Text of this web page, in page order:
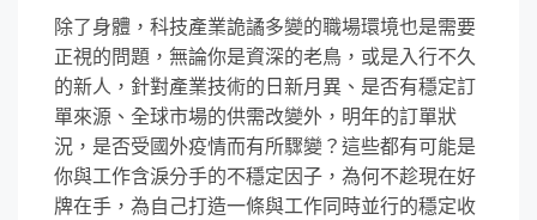
除了身體，科技產業詭譎多變的職場環境也是需要
正視的問題，無論你是資深的老鳥，或是入行不久
的新人，針對產業技術的日新月異、是否有穩定訂
單來源、全球市場的供需改變外，明年的訂單狀
況，是否受國外疫情而有所驟變？這些都有可能是
你與工作含淚分手的不穩定因子，為何不趁現在好
牌在手，為自己打造一條與工作同時並行的穩定收